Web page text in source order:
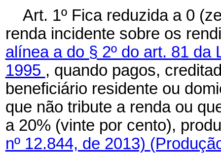
Art. 1º Fica reduzida a 0
renda incidente sobre os
alínea a do § 2º do art. 81 da
1995 , quando pagos,
beneficiário residente ou
que não tribute a renda ou
a 20% (vinte por cento),
nº 12.844, de 2013)